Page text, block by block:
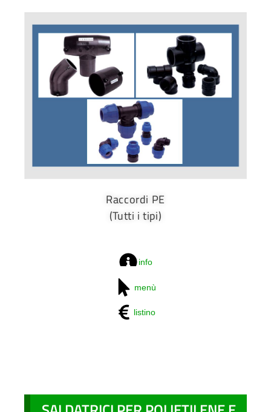
Raccordi PE
(Tutti i tipi)
info
menù
listino